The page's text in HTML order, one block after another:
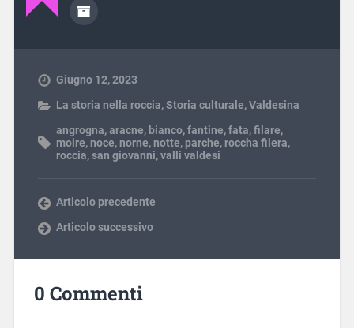
Giugno 12, 2023
La storia nella roccia,Storia culturale,Valdesina
angrogna,aracne, bianco,fantine,fata,filare,
moire,noce,norne,notte, parche, roccha filera,
roccia,san giovanni,valli valdesi
Articolo precedente
Articolo successivo
0 Commenti